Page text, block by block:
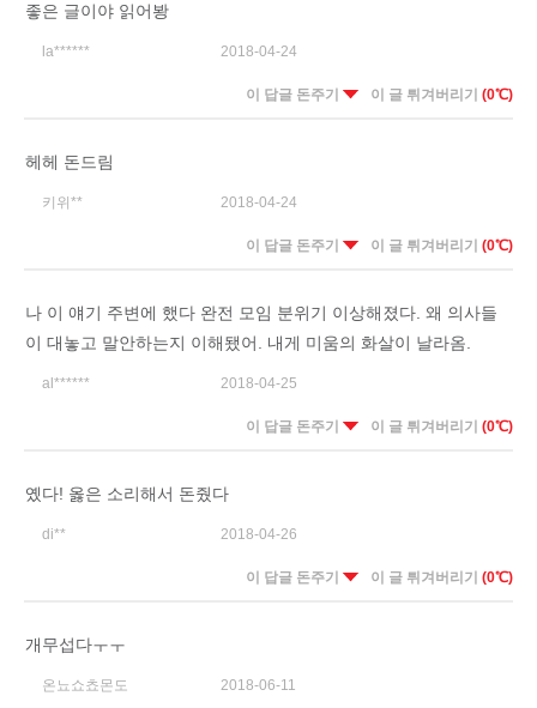
좋은 글이야 읽어봥
la****** 2018-04-24
이 답글 돈주기 이 글 튀겨버리기 (0℃)
헤헤 돈드림
키위** 2018-04-24
이 답글 돈주기 이 글 튀겨버리기 (0℃)
나 이 얘기 주변에 했다 완전 모임 분위기 이상해졌다. 왜 의사들
이 대놓고 말안하는지 이해됐어. 내게 미움의 화살이 날라옴.
al****** 2018-04-25
이 답글 돈주기 이 글 튀겨버리기 (0℃)
옜다! 옳은 소리해서 돈줬다
di** 2018-04-26
이 답글 돈주기 이 글 튀겨버리기 (0℃)
개무섭다ㅜㅜ
온뇨쇼쵸몬도 2018-06-11